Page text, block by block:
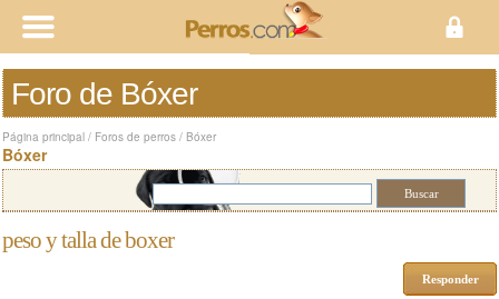
Foro de Bóxer
Página principal / Foros de perros / Bóxer
Bóxer
peso y talla de boxer
Responder